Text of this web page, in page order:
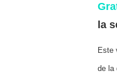
la
Este
de la